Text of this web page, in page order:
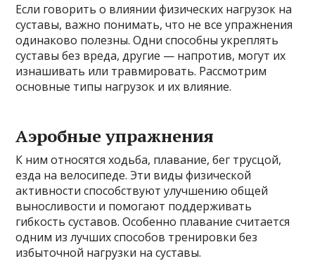
Если говорить о влиянии физических нагрузок на
суставы, важно понимать, что не все упражнения
одинаково полезны. Одни способны укреплять
суставы без вреда, другие — напротив, могут их
изнашивать или травмировать. Рассмотрим
основные типы нагрузок и их влияние.
Аэробные упражнения
К ним относятся ходьба, плавание, бег трусцой,
езда на велосипеде. Эти виды физической
активности способствуют улучшению общей
выносливости и помогают поддерживать
гибкость суставов. Особенно плавание считается
одним из лучших способов тренировки без
избыточной нагрузки на суставы.